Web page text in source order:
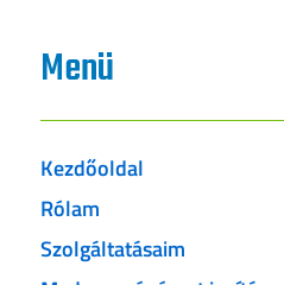
Menü
Kezdőoldal
Rólam
Szolgáltatásaim